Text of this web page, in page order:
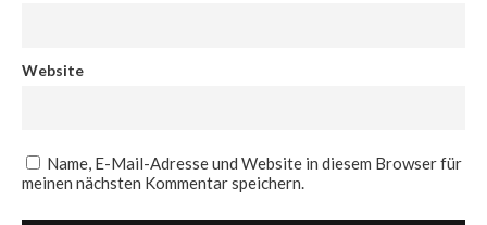
Website
Name, E-Mail-Adresse und Website in diesem Browser für
meinen nächsten Kommentar speichern.